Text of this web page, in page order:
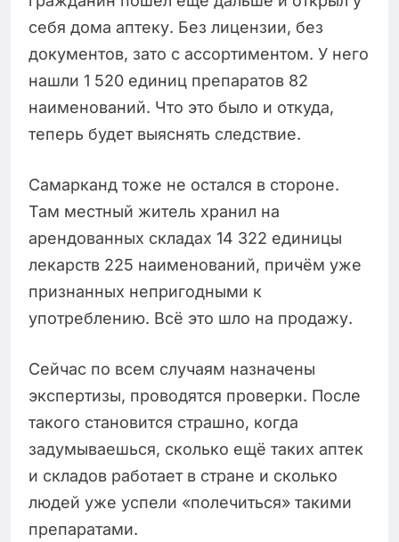
себя дома аптеку. Без лицензии, без
документов, зато с ассортиментом. У него
нашли 1 520 единиц препаратов 82
наименований. Что это было и откуда,
теперь будет выяснять следствие.
Самарканд тоже не остался в стороне.
Там местный житель хранил на
арендованных складах 14 322 единицы
лекарств 225 наименований, причём уже
признанных непригодными к
употреблению. Всё это шло на продажу.
Сейчас по всем случаям назначены
экспертизы, проводятся проверки. После
такого становится страшно, когда
задумываешься, сколько ещё таких аптек
и складов работает в стране и сколько
людей уже успели «полечиться» такими
препаратами.